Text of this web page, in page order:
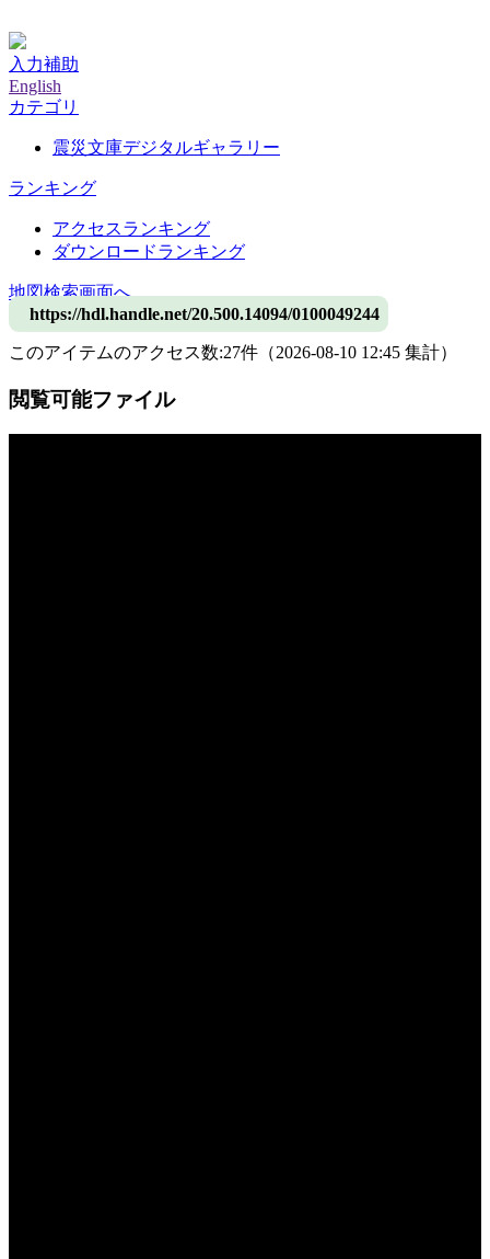
入力補助
English
カテゴリ
震災文庫デジタルギャラリー
ランキング
アクセスランキング
ダウンロードランキング
地図検索画面へ
https://hdl.handle.net/20.500.14094/0100049244
このアイテムのアクセス数:27件 （2026-08-10 12:45 集計）
閲覧可能ファイル